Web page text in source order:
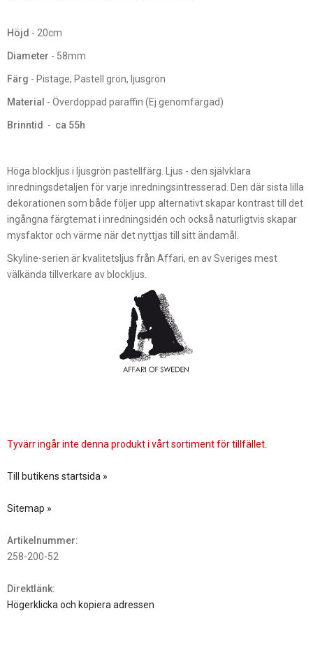
Höjd - 20cm
Diameter - 58mm
Färg - Pistage, Pastell grön, ljusgrön
Material - Överdoppad paraffin (Ej genomfärgad)
Brinntid - ca 55h
Höga blockljus i ljusgrön pastellfärg. Ljus - den självklara
inredningsdetaljen för varje inredningsintresserad. Den där sista lilla
dekorationen som både följer upp alternativt skapar kontrast till det
ingångna färgtemat i inredningsidén och också naturligtvis skapar
mysfaktor och värme när det nyttjas till sitt ändamål.
Skyline-serien är kvalitetsljus från Affari, en av Sveriges mest
välkända tillverkare av blockljus.
Tyvärr ingår inte denna produkt i vårt sortiment för tillfället.
Till butikens startsida »
Sitemap »
Artikelnummer:
258-200-52
Direktlänk:
Högerklicka och kopiera adressen